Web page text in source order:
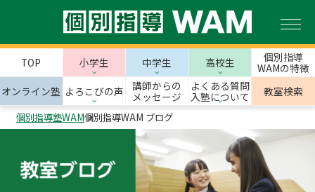
TOP 小学生 中学生 高校生
個別指導
WAMの特徴
オンライン塾 よろこびの声
講師からの
メッセージ
よくある質問
入塾について
教室検索
個別指導塾WAM個別指導WAM ブログ